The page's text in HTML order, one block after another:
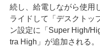
続し、給電しながら使用
ライドして「デスクトッ
ン設定に「Super High/
tra High」が追加される。